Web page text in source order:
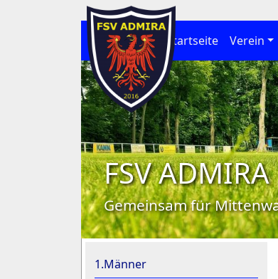
Startseite Verein
FSV
Gemeinsam für
1.Männer